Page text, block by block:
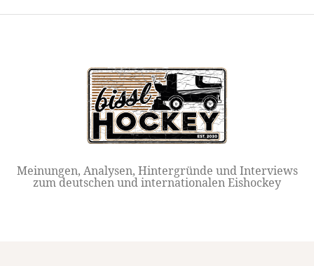
Meinungen, Analysen, Hintergründe und Interviews
zum deutschen und internationalen Eishockey